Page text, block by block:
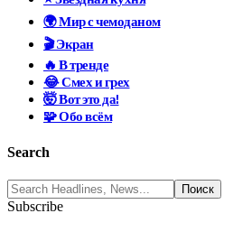
🌍 Мир с чемоданом
🎬 Экран
🔥 В тренде
😂 Смех и грех
🤯 Вот это да!
🧩 Обо всём
Search
Subscribe